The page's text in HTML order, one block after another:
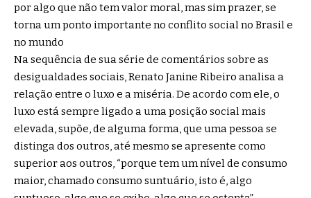
por algo que não tem valor moral, mas sim prazer, se
torna um ponto importante no conflito social no Brasil e
no mundo
Na sequência de sua série de comentários sobre as
desigualdades sociais, Renato Janine Ribeiro analisa a
relação entre o luxo e a miséria. De acordo com ele, o
luxo está sempre ligado a uma posição social mais
elevada, supõe, de alguma forma, que uma pessoa se
distinga dos outros, até mesmo se apresente como
superior aos outros, “porque tem um nível de consumo
maior, chamado consumo suntuário, isto é, algo